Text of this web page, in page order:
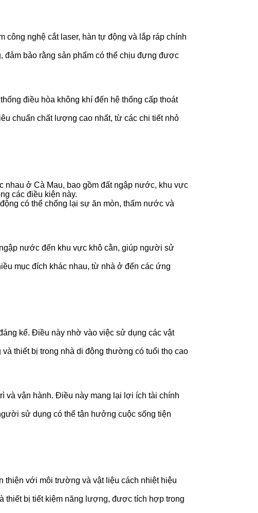
công nghệ cắt laser, hàn tự động và lắp ráp chính
đảm bảo rằng sản phẩm có thể chịu đựng được
điều hòa không khí đến hệ thống cấp thoát
chuẩn chất lượng cao nhất, từ các chi tiết nhỏ
nhau ở Cà Mau, bao gồm đất ngập nước, khu vực
các điều kiện này.
có thể chống lại sự ăn mòn, thấm nước và
nước đến khu vực khô cằn, giúp người sử
mục đích khác nhau, từ nhà ở đến các ứng
kể. Điều này nhờ vào việc sử dụng các vật
thiết bị trong nhà di động thường có tuổi thọ cao
và vận hành. Điều này mang lại lợi ích tài chính
sử dụng có thể tận hưởng cuộc sống tiện
thiện với môi trường và vật liệu cách nhiệt hiệu
thiết bị tiết kiệm năng lượng, được tích hợp trong